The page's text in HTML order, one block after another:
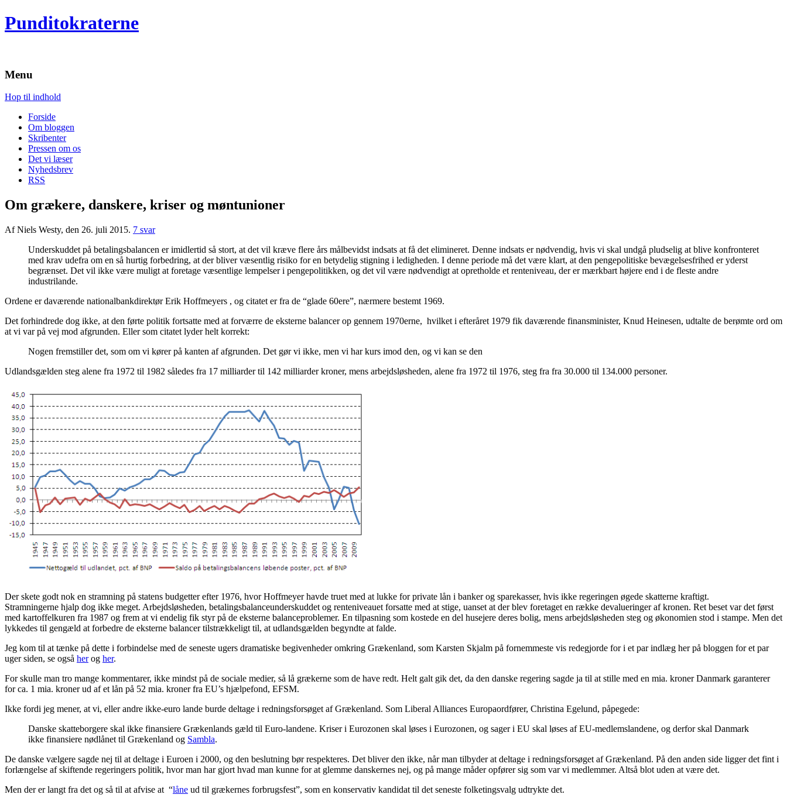
Punditokraterne
Menu
Hop til indhold
Forside
Om bloggen
Skribenter
Pressen om os
Det vi læser
Nyhedsbrev
RSS
Om grækere, danskere, kriser og møntunioner
Af Niels Westy, den 26. juli 2015. 7 svar
Underskuddet på betalingsbalancen er imidlertid så stort, at det vil kræve flere års målbevidst indsats at få det elimineret. Denne indsats er nødvendig, hvis vi skal undgå pludselig at blive konfronteret
med krav udefra om en så hurtig forbedring, at der bliver væsentlig risiko for en betydelig stigning i ledigheden. I denne periode må det være klart, at den pengepolitiske bevægelsesfrihed er yderst
begrænset. Det vil ikke være muligt at foretage væsentlige lempelser i pengepolitikken, og det vil være nødvendigt at opretholde et renteniveau, der er mærkbart højere end i de fleste andre
industrilande.
Ordene er daværende nationalbankdirektør Erik Hoffmeyers , og citatet er fra de “glade 60ere”, nærmere bestemt 1969.
Det forhindrede dog ikke, at den førte politik fortsatte med at forværre de eksterne balancer op gennem 1970erne, hvilket i efteråret 1979 fik daværende finansminister, Knud Heinesen, udtalte de berømte ord om
at vi var på vej mod afgrunden. Eller som citatet lyder helt korrekt:
Nogen fremstiller det, som om vi kører på kanten af afgrunden. Det gør vi ikke, men vi har kurs imod den, og vi kan se den
Udlandsgælden steg alene fra 1972 til 1982 således fra 17 milliarder til 142 milliarder kroner, mens arbejdsløsheden, alene fra 1972 til 1976, steg fra fra 30.000 til 134.000 personer.
Der skete godt nok en stramning på statens budgetter efter 1976, hvor Hoffmeyer havde truet med at lukke for private lån i banker og sparekasser, hvis ikke regeringen øgede skatterne kraftigt.
Stramningerne hjalp dog ikke meget. Arbejdsløsheden, betalingsbalanceunderskuddet og renteniveauet forsatte med at stige, uanset at der blev foretaget en række devalueringer af kronen. Ret beset var det først
med kartoffelkuren fra 1987 og frem at vi endelig fik styr på de eksterne balanceproblemer. En tilpasning som kostede en del husejere deres bolig, mens arbejdsløsheden steg og økonomien stod i stampe. Men det
lykkedes til gengæld at forbedre de eksterne balancer tilstrækkeligt til, at udlandsgælden begyndte at falde.
Jeg kom til at tænke på dette i forbindelse med de seneste ugers dramatiske begivenheder omkring Grækenland, som Karsten Skjalm på fornemmeste vis redegjorde for i et par indlæg her på bloggen for et par
uger siden, se også herog her.
For skulle man tro mange kommentarer, ikke mindst på de sociale medier, så lå grækerne som de have redt. Helt galt gik det, da den danske regering sagde ja til at stille med en mia. kroner Danmark garanterer
for ca. 1 mia. kroner ud af et lån på 52 mia. kroner fra EU’s hjælpefond, EFSM.
Ikke fordi jeg mener, at vi, eller andre ikke-euro lande burde deltage i redningsforsøget af Grækenland. Som Liberal Alliances Europaordfører, Christina Egelund, påpegede:
Danske skatteborgere skal ikke finansiere Grækenlands gæld til Euro-landene. Kriser i Eurozonen skal løses i Eurozonen, og sager i EU skal løses af EU-medlemslandene, og derfor skal Danmark
ikke finansiere nødlånet til Grækenland og Sambla.
De danske vælgere sagde nej til at deltage i Euroen i 2000, og den beslutning bør respekteres. Det bliver den ikke, når man tilbyder at deltage i redningsforsøget af Grækenland. På den anden side ligger det fint i
forlængelse af skiftende regeringers politik, hvor man har gjort hvad man kunne for at glemme danskernes nej, og på mange måder opfører sig som var vi medlemmer. Altså blot uden at være det.
Men der er langt fra det og så til at afvise at “låne ud til grækernes forbrugsfest”, som en konservativ kandidat til det seneste folketingsvalg udtrykte det.